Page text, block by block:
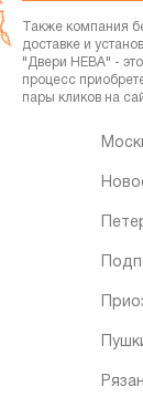
Также компания
доставке и
"Двери НЕВА" - это
процесс
пары кликов на